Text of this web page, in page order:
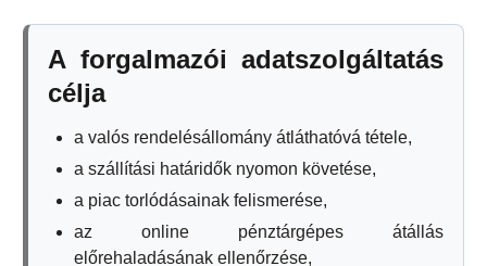
A forgalmazói adatszolgáltatás
célja
a valós rendelésállomány átláthatóvá tétele,
a szállítási határidők nyomon követése,
a piac torlódásainak felismerése,
az online pénztárgépes átállás
előrehaladásának ellenőrzése,